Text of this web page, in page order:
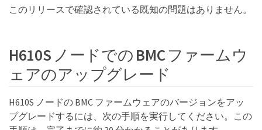
このリリースで確認されている既知の問題はありません。
H610S ノードでの BMC ファームウ
ェアのアップグレード
H610S ノードの BMC ファームウェアのバージョンをアッ
プグレードするには、次の手順を実行してください。この